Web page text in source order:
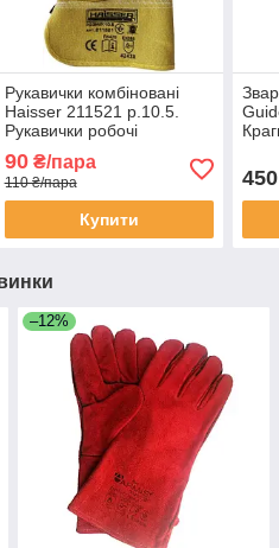
Рукавички комбіновані
Haisser 211521 р.10.5.
Рукавички робочі
90₴/пара
110 ₴/пара
Купити
450
–12%